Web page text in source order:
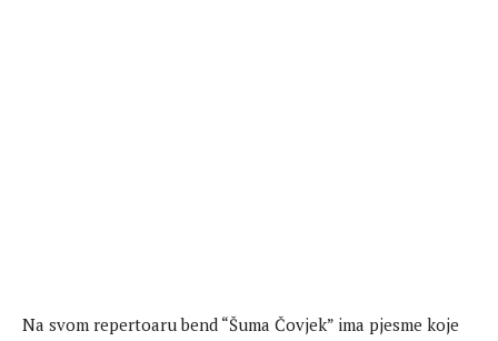
Na svom repertoaru bend “Šuma Čovjek” ima pjesme koje